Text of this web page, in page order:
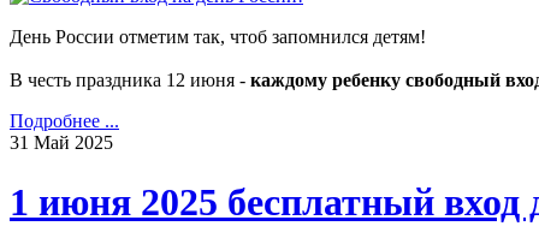
День России отметим так, чтоб запомнился детям!
В честь праздника 12 июня - каждому ребенку свободный
Подробнее ...
31 Май 2025
1 июня 2025 бесплатный вход